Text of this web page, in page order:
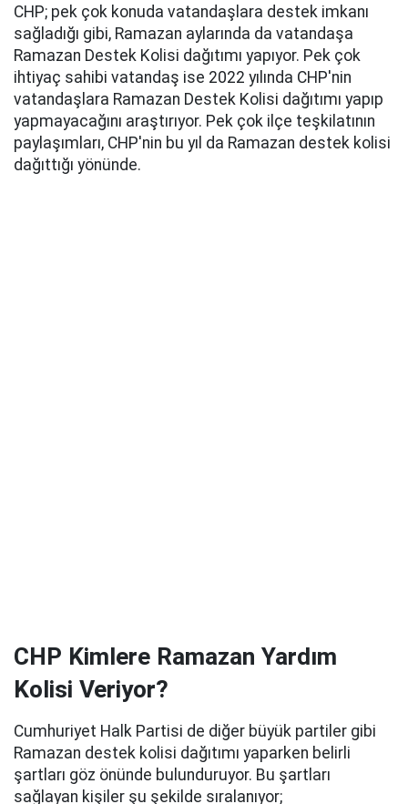
CHP; pek çok konuda vatandaşlara destek imkanı
sağladığı gibi, Ramazan aylarında da vatandaşa
Ramazan Destek Kolisi dağıtımı yapıyor. Pek çok
ihtiyaç sahibi vatandaş ise 2022 yılında CHP'nin
vatandaşlara Ramazan Destek Kolisi dağıtımı yapıp
yapmayacağını araştırıyor. Pek çok ilçe teşkilatının
paylaşımları, CHP'nin bu yıl da Ramazan destek kolisi
dağıttığı yönünde.
CHP Kimlere Ramazan Yardım
Kolisi Veriyor?
Cumhuriyet Halk Partisi de diğer büyük partiler gibi
Ramazan destek kolisi dağıtımı yaparken belirli
şartları göz önünde bulunduruyor. Bu şartları
sağlayan kişiler şu şekilde sıralanıyor;